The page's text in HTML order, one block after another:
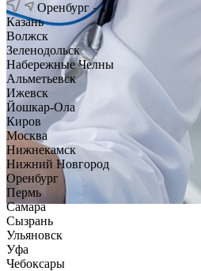
Оренбург
Казань
Волжск
Зеленодольск
Набережные Челны
Альметьевск
Ижевск
Йошкар-Ола
Киров
Москва
Нижнекамск
Нижний Новгород
Оренбург
Пермь
Самара
Сызрань
Ульяновск
Уфа
Чебоксары